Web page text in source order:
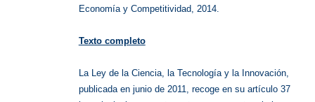
Economía y Competitividad, 2014.
Texto completo
La Ley de la Ciencia, la Tecnología y la Innovación,
publicada en junio de 2011, recoge en su artículo 37